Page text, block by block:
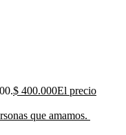
$ 400.000El precio
que amamos.